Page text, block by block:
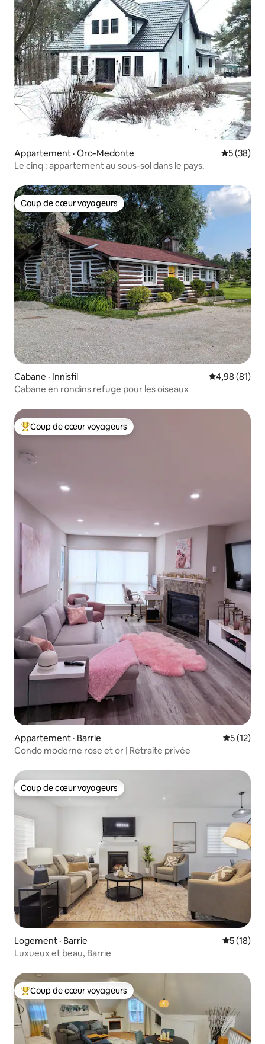
Appartement · Oro-Medonte Note
5 (38)
Le cinq : appartement au sous-sol dans le pays.
Coup de cœur voyageurs
Coup de cœur voyageurs
Cabane · Innisfil Note
4,98 (81)
Cabane en rondins refuge pour les oiseaux
Coup de cœur voyageurs parmi les plus aimés
Coup de cœur voyageurs
Appartement · Barrie Note
5 (12)
Condo moderne rose et or | Retraite privée
Coup de cœur voyageurs
Coup de cœur voyageurs
Logement · Barrie Note
5 (18)
Luxueux et beau, Barrie
Coup de cœur voyageurs parmi les plus aimés
Coup de cœur voyageurs